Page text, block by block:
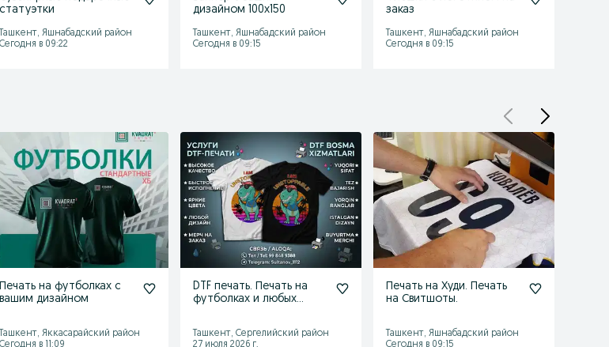
статуэтки
Ташкент, Яшнабадский район
Сегодня в 09:22
дизайном 100х150
Ташкент, Яшнабадский район
Сегодня в 09:15
заказ
Ташкент, Яшнабадский район
Сегодня в 09:15
Печать на футболках с
вашим дизайном
Ташкент, Яккасарайский район
Сегодня в 11:09
DTF печать. Печать на
футболках и любых
Ташкент, Сергелийский район
27 июля 2026 г.
Печать на Худи. Печать
на Свитшоты.
Ташкент, Яшнабадский район
Сегодня в 09:15